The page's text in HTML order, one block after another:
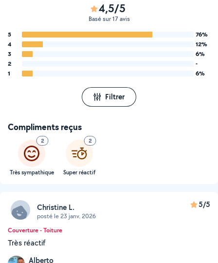
4,5/5
Basé sur 17 avis
5
76%
4
12%
3
6%
2
-
1
6%
Filtrer
Compliments reçus
2
Très sympathique
2
Super réactif
Christine L.
posté le 23 janv. 2026
5/5
Couverture - Toiture
Très réactif
Alberto